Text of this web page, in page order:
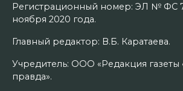
Регистрационный номер: ЭЛ № ФС
ноября 2020 года.
Главный редактор: В.Б. Каратаева.
Учредитель: ООО «Редакция газеты
правда».